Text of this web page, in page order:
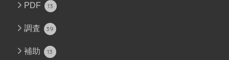
PDF 13
調査 39
補助 13